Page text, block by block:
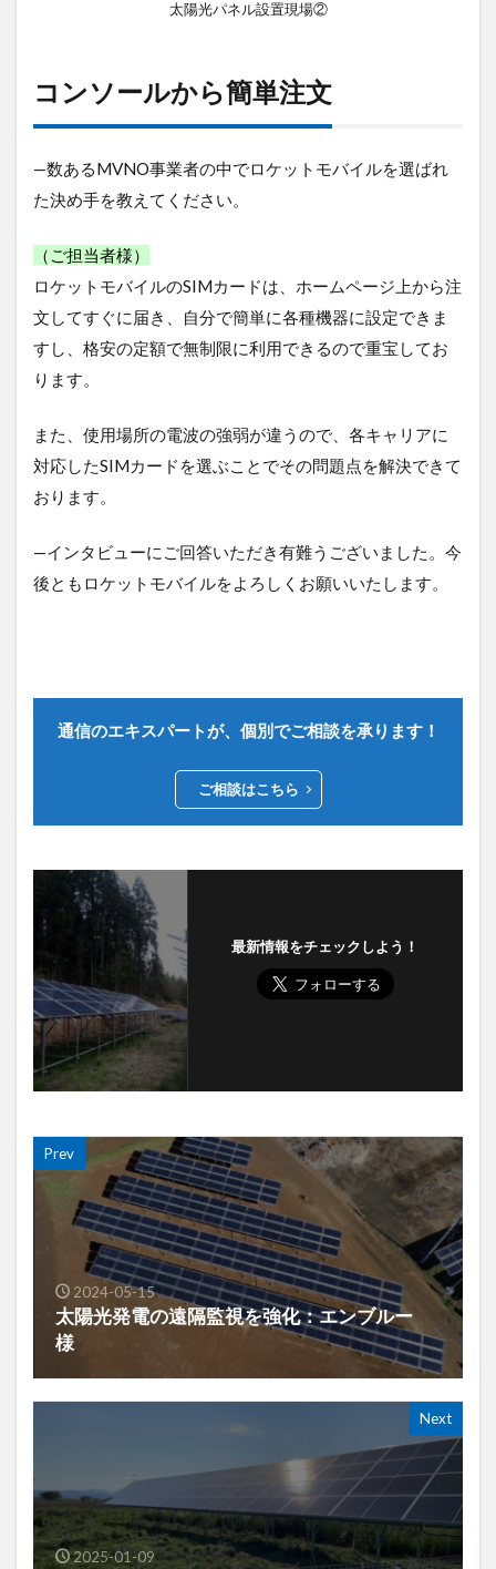
太陽光パネル設置現場②
コンソールから簡単注文
—数あるMVNO事業者の中でロケットモバイルを選ばれ
た決め手を教えてください。
（ご担当者様）
ロケットモバイルのSIMカードは、ホームページ上から注
文してすぐに届き、自分で簡単に各種機器に設定できま
すし、格安の定額で無制限に利用できるので重宝してお
ります。
また、使用場所の電波の強弱が違うので、各キャリアに
対応したSIMカードを選ぶことでその問題点を解決できて
おります。
—インタビューにご回答いただき有難うございました。今
後ともロケットモバイルをよろしくお願いいたします。
通信のエキスパートが、個別でご相談を承ります！
ご相談はこちら
最新情報をチェックしよう！
Prev
2024-05-15
太陽光発電の遠隔監視を強化：エンブルー
様
Next
2025-01-09